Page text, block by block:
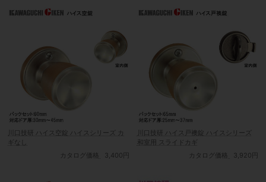
川口技研 ハイス空錠 ハイスシリーズ カ
ギなし
カタログ価格
3,400円
川口技研 ハイス戸襖錠 ハイスシリーズ
和室用 スライドカギ
カタログ価格
3,920円